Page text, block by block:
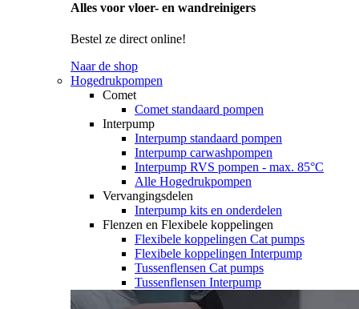
Alles voor vloer- en wandreinigers
Bestel ze direct online!
Naar de shop
Hogedrukpompen
Comet
Comet standaard pompen
Interpump
Interpump standaard pompen
Interpump carwashpompen
Interpump RVS pompen - max. 85°C
Alle Hogedrukpompen
Vervangingsdelen
Interpump kits en onderdelen
Flenzen en Flexibele koppelingen
Flexibele koppelingen Cat pumps
Flexibele koppelingen Interpump
Tussenflensen Cat pumps
Tussenflensen Interpump